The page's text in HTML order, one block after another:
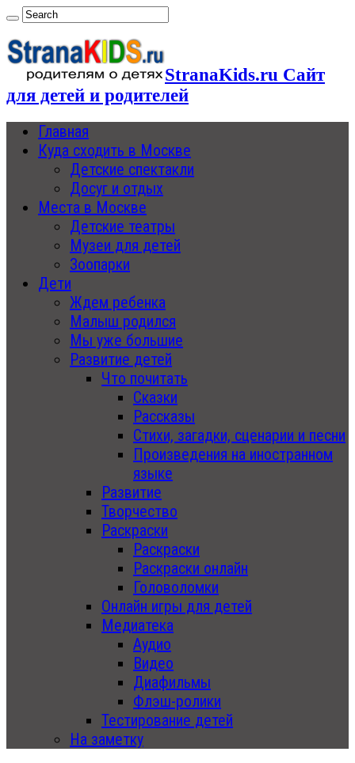
StranaKids.ru Сайт
для детей и родителей
Главная
Куда сходить в Москве
Детские спектакли
Досуг и отдых
Места в Москве
Детские театры
Музеи для детей
Зоопарки
Дети
Ждем ребенка
Малыш родился
Мы уже большие
Развитие детей
Что почитать
Сказки
Рассказы
Стихи, загадки, сценарии и песни
Произведения на иностранном
языке
Развитие
Творчество
Раскраски
Раскраски
Раскраски онлайн
Головоломки
Онлайн игры для детей
Медиатека
Аудио
Видео
Диафильмы
Флэш-ролики
Тестирование детей
На заметку